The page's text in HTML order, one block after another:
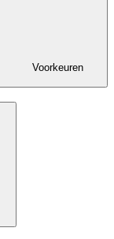
Voorkeuren